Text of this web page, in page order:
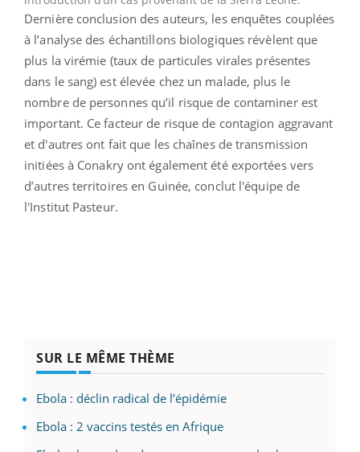
Dernière conclusion des auteurs, les enquêtes couplées
à l’analyse des échantillons biologiques révèlent que
plus la virémie (taux de particules virales présentes
dans le sang) est élevée chez un malade, plus le
nombre de personnes qu’il risque de contaminer est
important. Ce facteur de risque de contagion aggravant
et d'autres ont fait que les chaînes de transmission
initiées à Conakry ont également été exportées vers
d’autres territoires en Guinée, conclut l'équipe de
l'Institut Pasteur.
SUR LE MÊME THÈME
Ebola : déclin radical de l’épidémie
Ebola : 2 vaccins testés en Afrique